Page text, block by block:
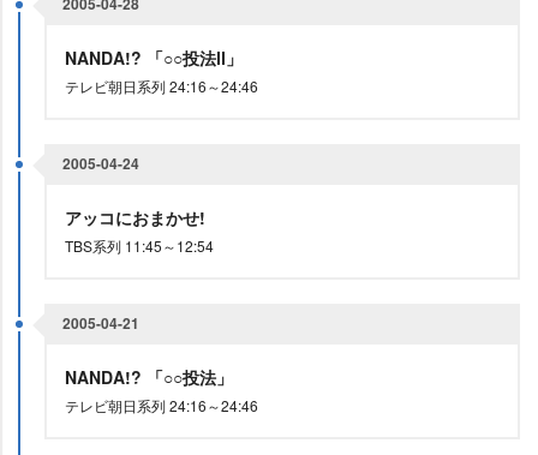
NANDA!? 「○○投法Ⅱ」
テレビ朝日系列 24:16～24:46
2005-04-24
アッコにおまかせ!
TBS系列 11:45～12:54
2005-04-21
NANDA!? 「○○投法」
テレビ朝日系列 24:16～24:46